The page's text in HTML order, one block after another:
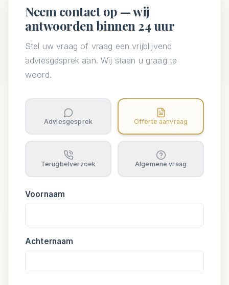
Neem contact op — wij
antwoorden binnen 24 uur
Stel uw vraag of vraag een vrijblijvend
adviesgesprek aan. Wij staan u graag te
woord.
Adviesgesprek Offerte aanvraag
Terugbelverzoek Algemene vraag
Voornaam
Achternaam